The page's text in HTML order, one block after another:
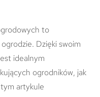
to
Dzięki swoim
idealnym
ogrodników, jak
artykule